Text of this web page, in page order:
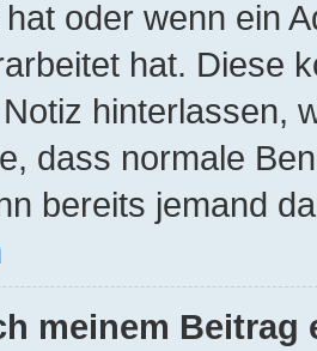
oder wenn ein
hat. Diese
hinterlassen,
dass normale
bereits jemand
meinem